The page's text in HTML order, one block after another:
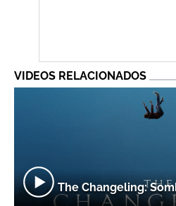
VIDEOS RELACIONADOS
The Changeling: